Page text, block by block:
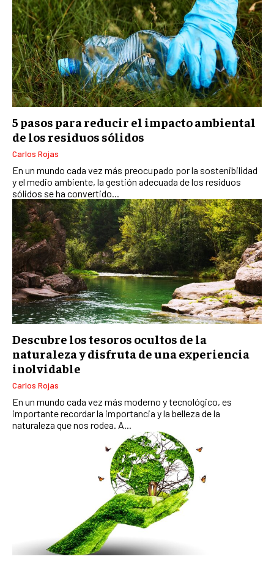
5 pasos para reducir el impacto ambiental
de los residuos sólidos
Carlos Rojas
En un mundo cada vez más preocupado por la sostenibilidad
y el medio ambiente, la gestión adecuada de los residuos
sólidos se ha convertido...
Descubre los tesoros ocultos de la
naturaleza y disfruta de una experiencia
inolvidable
Carlos Rojas
En un mundo cada vez más moderno y tecnológico, es
importante recordar la importancia y la belleza de la
naturaleza que nos rodea. A...